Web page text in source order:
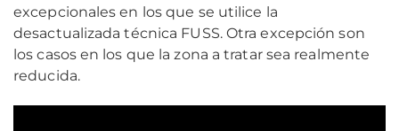
excepcionales en los que se utilice la
desactualizada técnica FUSS. Otra excepción son
los casos en los que la zona a tratar sea realmente
reducida.